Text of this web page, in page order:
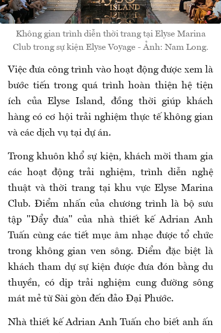
Không gian trình diễn thời trang tại Elyse Marina
Club trong sự kiện Elyse Voyage - Ảnh: Nam Long.
Việc đưa công trình vào hoạt động được xem là
bước tiến trong quá trình hoàn thiện hệ tiện
ích của Elyse Island, đồng thời giúp khách
hàng có cơ hội trải nghiệm thực tế không gian
và các dịch vụ tại dự án.
Trong khuôn khổ sự kiện, khách mời tham gia
các hoạt động trải nghiệm, trình diễn nghệ
thuật và thời trang tại khu vực Elyse Marina
Club. Điểm nhấn của chương trình là bộ sưu
tập "Đẩy đưa" của nhà thiết kế Adrian Anh
Tuấn cùng các tiết mục âm nhạc được tổ chức
trong không gian ven sông. Điểm đặc biệt là
khách tham dự sự kiện được đưa đón bằng du
thuyền, có dịp trải nghiệm cung đường sông
mát mẻ từ Sài gòn đến đảo Đại Phước.
Nhà thiết kế Adrian Anh Tuấn cho biết anh ấn